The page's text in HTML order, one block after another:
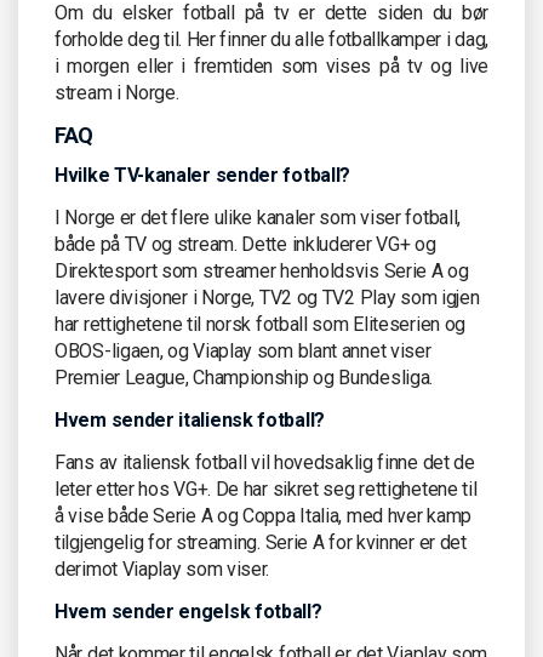
Om du elsker fotball på tv er dette siden du bør
forholde deg til. Her finner du alle fotballkamper i dag,
i morgen eller i fremtiden som vises på tv og live
stream i Norge.
FAQ
Hvilke TV-kanaler sender fotball?
I Norge er det flere ulike kanaler som viser fotball,
både på TV og stream. Dette inkluderer VG+ og
Direktesport som streamer henholdsvis Serie A og
lavere divisjoner i Norge, TV2 og TV2 Play som igjen
har rettighetene til norsk fotball som Eliteserien og
OBOS-ligaen, og Viaplay som blant annet viser
Premier League, Championship og Bundesliga.
Hvem sender italiensk fotball?
Fans av italiensk fotball vil hovedsaklig finne det de
leter etter hos VG+. De har sikret seg rettighetene til
å vise både Serie A og Coppa Italia, med hver kamp
tilgjengelig for streaming. Serie A for kvinner er det
derimot Viaplay som viser.
Hvem sender engelsk fotball?